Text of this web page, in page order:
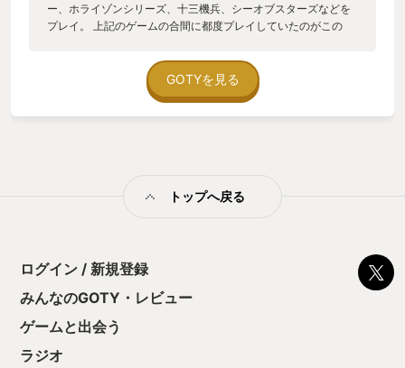
ー、ホライゾンシリーズ、十三機兵、シーオブスターズなどを
プレイ。 上記のゲームの合間に都度プレイしていたのがこの
取るまではそれを目的にプレイしていた感があったけど、その
後からが本番だった。上達することを目指さなくて良い、好き
なように気が向いたときに気ままにプレイ。下手でも面白い。
て実感。 もっとFFシリーズを遊びたいけど、時間を割けられな
GOTYを見る
トップへ戻る
ログイン / 新規登録
みんなのGOTY・レビュー
ゲームと出会う
ラジオ